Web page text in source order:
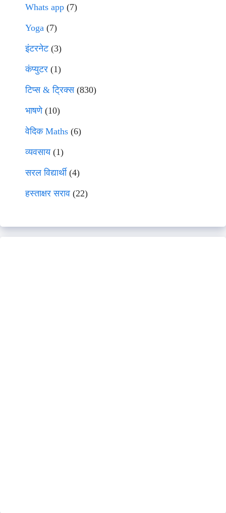
Whats app (7)
Yoga (7)
इंटरनेट(3)
कंप्युटर (1)
टिप्स & ट्रिक्स(830)
भाषणे(10)
वेदिक Maths (6)
व्यवसाय(1)
सरल विद्यार्थी(4)
हस्ताक्षर सराव (22)